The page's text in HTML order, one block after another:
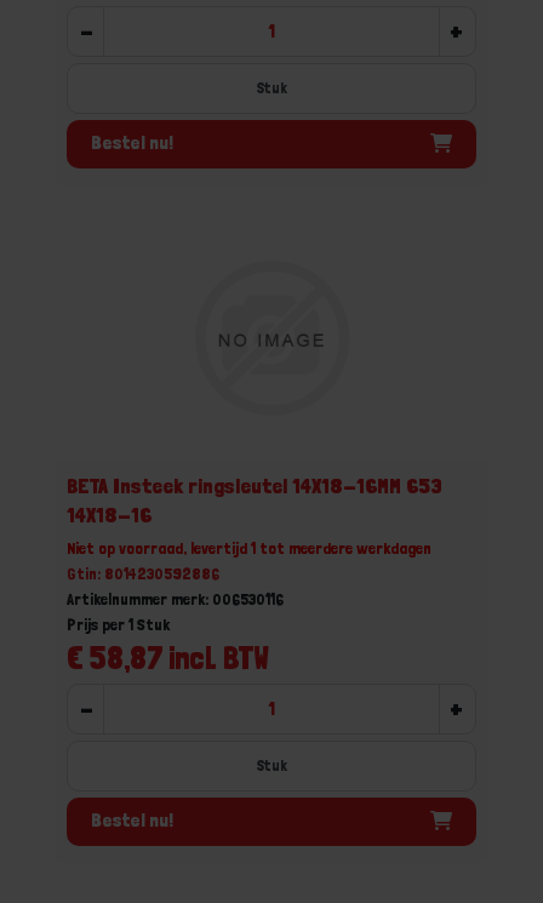
- +
Stuk
Bestel nu!
BETA Insteek ringsleutel 14X18-16MM 653
14X18-16
Niet op voorraad, levertijd 1 tot meerdere werkdagen
Gtin: 8014230592886
Artikelnummer merk: 006530116
€ 58,87 incl. BTW
Prijs per 1 Stuk
- +
Stuk
Bestel nu!